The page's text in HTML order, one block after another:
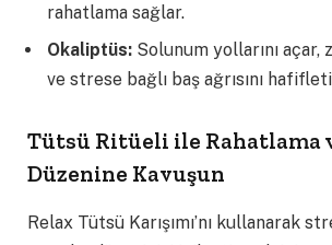
rahatlama sağlar.
Okaliptüs: Solunum yollarını açar,
ve strese bağlı baş ağrısını
Tütsü Ritüeli ile Rahatlama
Düzenine Kavuşun
Relax Tütsü Karışımı’nı kullanarak